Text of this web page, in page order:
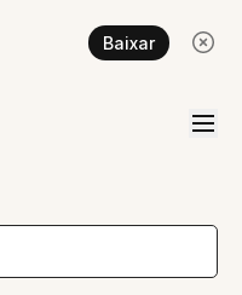
Baixar